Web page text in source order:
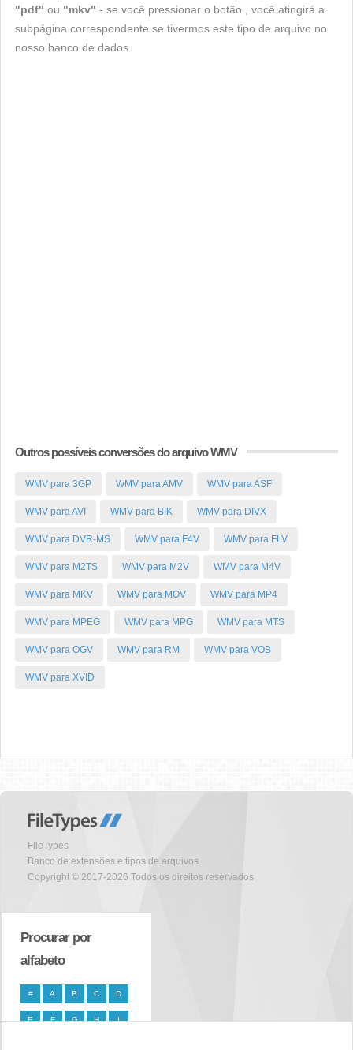
"pdf" ou "mkv" - se você pressionar o botão , você atingirá a
subpágina correspondente se tivermos este tipo de arquivo no
nosso banco de dados
Outros possíveis conversões do arquivo WMV
WMV para 3GP WMV para AMV WMV para ASF
WMV para AVI WMV para BIK WMV para DIVX
WMV para DVR-MS WMV para F4V WMV para FLV
WMV para M2TS WMV para M2V WMV para M4V
WMV para MKV WMV para MOV WMV para MP4
WMV para MPEG WMV para MPG WMV para MTS
WMV para OGV WMV para RM WMV para VOB
WMV para XVID
FileTypes
Banco de extensões e tipos de arquivos
Copyright © 2017-2026 Todos os direitos reservados
Procurar por
alfabeto
# A B C D
E F G H I